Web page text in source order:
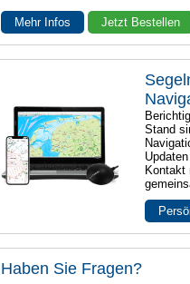
Mehr Infos Jetzt Bestellen
Stand
Kontakt
Haben Sie Fragen?